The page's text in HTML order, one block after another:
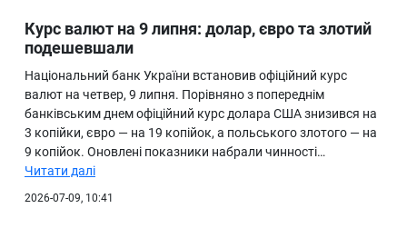
Курс валют на 9 липня: долар, євро та злотий
подешевшали
Національний банк України встановив офіційний курс
валют на четвер, 9 липня. Порівняно з попереднім
банківським днем офіційний курс долара США знизився на
3 копійки, євро — на 19 копійок, а польського злотого — на
9 копійок. Оновлені показники набрали чинності…
Читати далі
2026-07-09, 10:41